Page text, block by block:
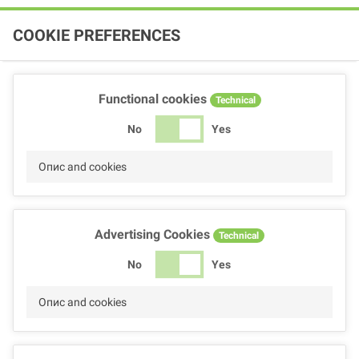
COOKIE PREFERENCES
Functional cookies Technical
No Yes
Опис and cookies
Advertising Cookies Technical
No Yes
Опис and cookies